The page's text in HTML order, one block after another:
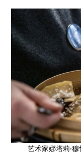
艺术家娜塔莉·